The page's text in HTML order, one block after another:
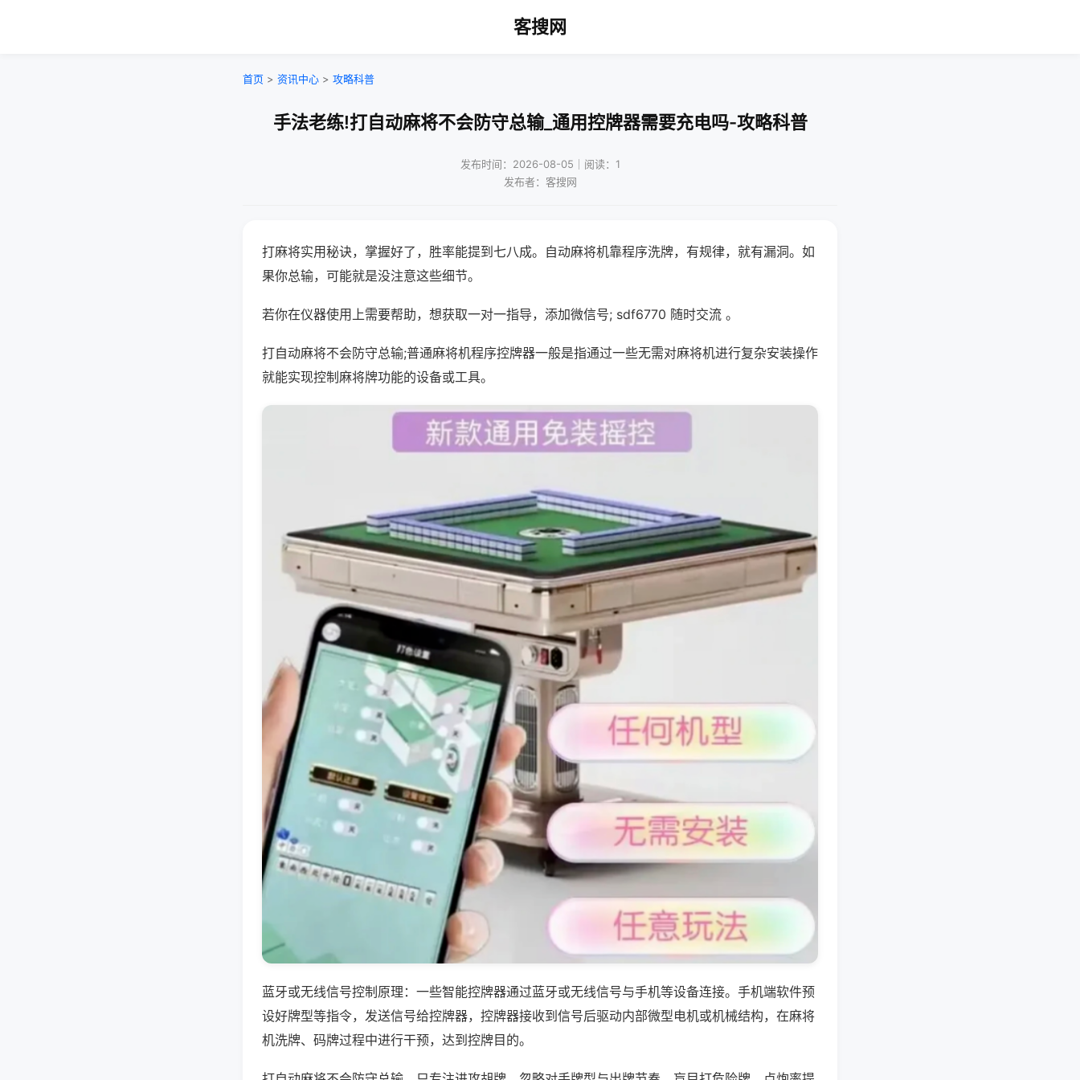
客搜网
首页 > 资讯中心 > 攻略科普
手法老练!打自动麻将不会防守总输_通用控牌器需要充电吗-攻略科普
发布时间：2026-08-05｜阅读：1
发布者：客搜网
打麻将实用秘诀，掌握好了，胜率能提到七八成。自动麻将机靠程序洗牌，有规律，就有漏洞。如
果你总输，可能就是没注意这些细节。
若你在仪器使用上需要帮助，想获取一对一指导，添加微信号; sdf6770 随时交流 。
打自动麻将不会防守总输;普通麻将机程序控牌器一般是指通过一些无需对麻将机进行复杂安装操作
就能实现控制麻将牌功能的设备或工具。
蓝牙或无线信号控制原理：一些智能控牌器通过蓝牙或无线信号与手机等设备连接。手机端软件预
设好牌型等指令，发送信号给控牌器，控牌器接收到信号后驱动内部微型电机或机械结构，在麻将
机洗牌、码牌过程中进行干预，达到控牌目的。